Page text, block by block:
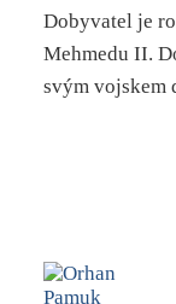
Dobyvatel je
Mehmedu II.
svým